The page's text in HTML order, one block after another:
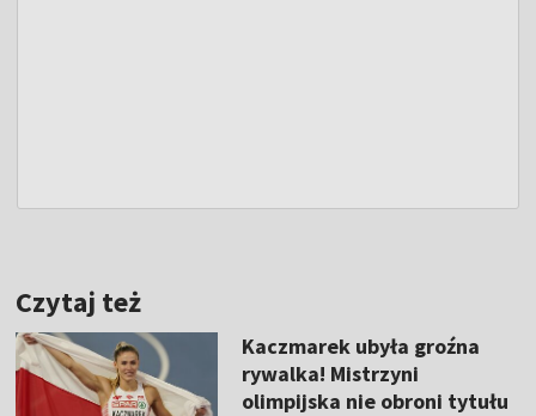
Czytaj też
Kaczmarek ubyła groźna
rywalka! Mistrzyni
olimpijska nie obroni tytułu